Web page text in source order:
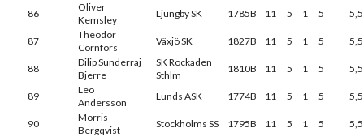
86
Oliver
Kemsley
Ljungby SK 1785B 11 5 1 5 5,5
87
Theodor
Cornfors
Växjö SK 1827B 11 5 1 5 5,5
88
Dilip Sunderraj
Bjerre
SK Rockaden
Sthlm
1810B 11 5 1 5 5,5
89
Leo
Andersson
Lunds ASK 1774B 11 5 1 5 5,5
90
Morris
Bergqvist
Stockholms SS 1795B 11 5 1 5 5,5